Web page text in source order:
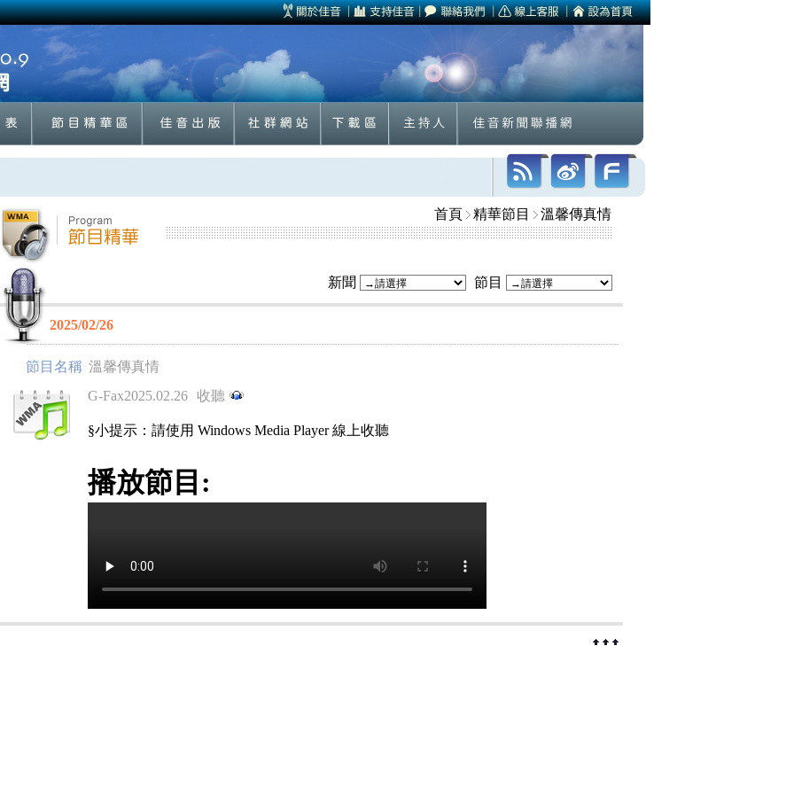
首頁 精華節目 溫馨傳真情
新聞 節目
2025/02/26
節目名稱 溫馨傳真情
G-Fax2025.02.26
收聽
§小提示：請使用 Windows Media Player 線上收聽
播放節目: